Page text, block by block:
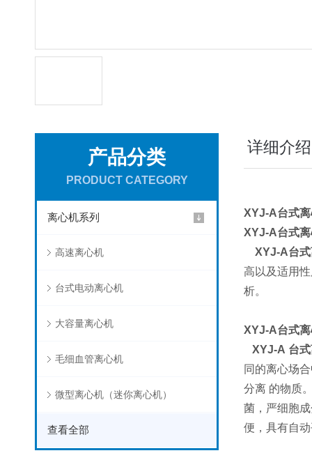
产品分类
PRODUCT CATEGORY
离心机系列
高速离心机
台式电动离心机
大容量离心机
毛细血管离心机
微型离心机（迷你离心机）
查看全部
详细介绍
XYJ-A台式
XYJ-A台式
XYJ-A台
高以及适用
析。
XYJ-A台式
XYJ-A 台
同的离心场
分离 的物质
菌，严细胞
便，具有自